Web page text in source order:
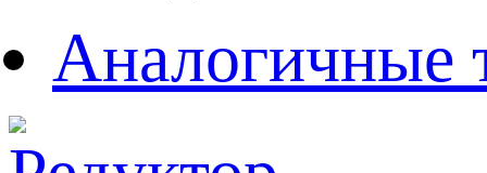
Аналогичные